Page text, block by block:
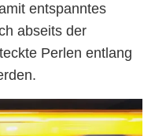
entspanntes
abseits der
Perlen entlang